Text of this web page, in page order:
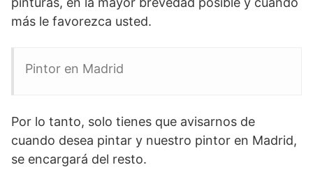
más le favorezca usted.
Pintor en Madrid
Por lo tanto, solo tienes que avisarnos de
cuando desea pintar y nuestro pintor en Madrid,
se encargará del resto.